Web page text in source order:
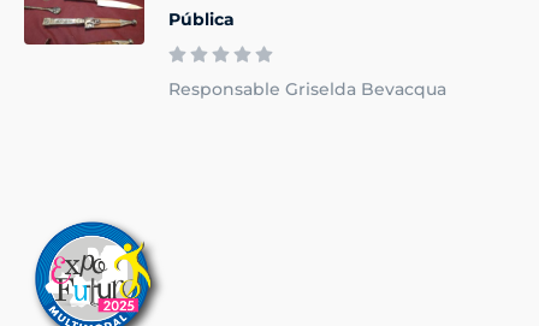
Pública
Responsable Griselda Bevacqua